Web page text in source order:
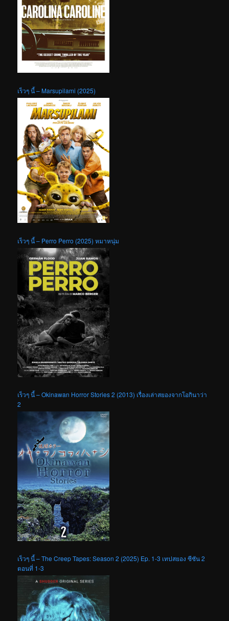
เร็วๆ นี้ – Marsupilami (2025)
เร็วๆ นี้ – Perro Perro (2025) หมาหนุ่ม
เร็วๆ นี้ – Okinawan Horror Stories 2 (2013) เรื่องเล่าสยองจากโอกินาว่า
2
เร็วๆ นี้ – The Creep Tapes: Season 2 (2025) Ep. 1-3 เทปสยอง ซีซัน 2
ตอนที่ 1-3